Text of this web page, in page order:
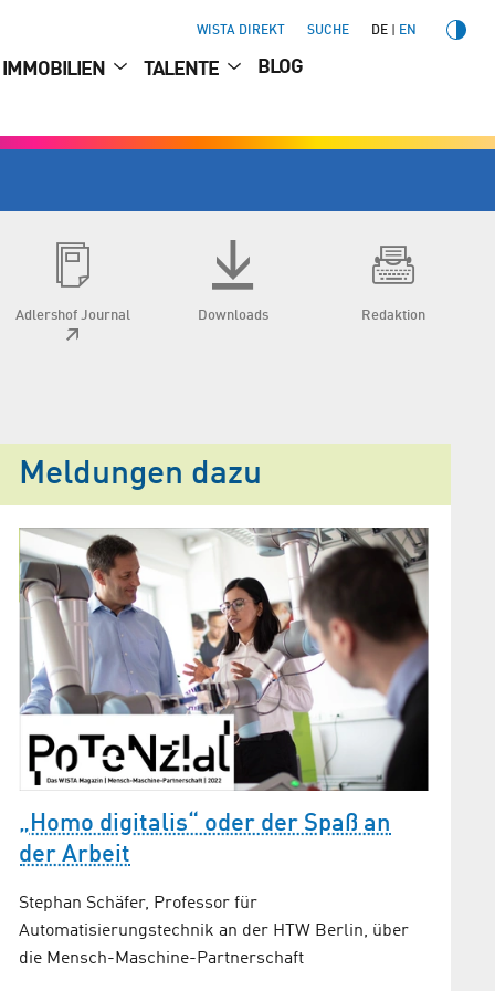
WISTA DIREKT SUCHE DE EN
IMMOBILIEN TALENTE BLOG
Adlershof Journal Downloads Redaktion
Meldungen dazu
„Homo digitalis“ oder der Spaß an
der Arbeit
Stephan Schäfer, Professor für
Automatisierungstechnik an der HTW Berlin, über
die Mensch-Maschine-Partnerschaft